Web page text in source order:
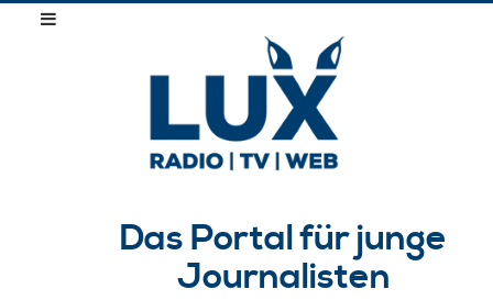
Das Portal für junge
Journalisten